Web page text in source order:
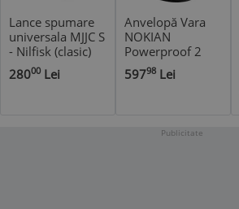
Lance spumare
universala MJJC S
- Nilfisk (clasic)
28000 Lei
Anvelopă Vara
NOKIAN
Powerproof 2
215/55 R17 98
W XL - - -
59798 Lei
Publicitate